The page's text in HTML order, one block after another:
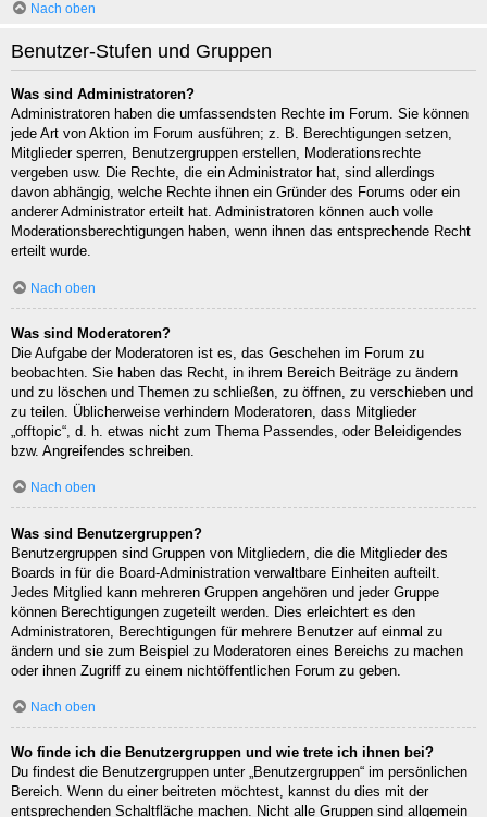
Nach oben
Benutzer-Stufen und Gruppen
Was sind Administratoren?
Administratoren haben die umfassendsten Rechte im Forum. Sie können
jede Art von Aktion im Forum ausführen; z. B. Berechtigungen setzen,
Mitglieder sperren, Benutzergruppen erstellen, Moderationsrechte
vergeben usw. Die Rechte, die ein Administrator hat, sind allerdings
davon abhängig, welche Rechte ihnen ein Gründer des Forums oder ein
anderer Administrator erteilt hat. Administratoren können auch volle
Moderationsberechtigungen haben, wenn ihnen das entsprechende Recht
erteilt wurde.
Nach oben
Was sind Moderatoren?
Die Aufgabe der Moderatoren ist es, das Geschehen im Forum zu
beobachten. Sie haben das Recht, in ihrem Bereich Beiträge zu ändern
und zu löschen und Themen zu schließen, zu öffnen, zu verschieben und
zu teilen. Üblicherweise verhindern Moderatoren, dass Mitglieder
„offtopic“, d. h. etwas nicht zum Thema Passendes, oder Beleidigendes
bzw. Angreifendes schreiben.
Nach oben
Was sind Benutzergruppen?
Benutzergruppen sind Gruppen von Mitgliedern, die die Mitglieder des
Boards in für die Board-Administration verwaltbare Einheiten aufteilt.
Jedes Mitglied kann mehreren Gruppen angehören und jeder Gruppe
können Berechtigungen zugeteilt werden. Dies erleichtert es den
Administratoren, Berechtigungen für mehrere Benutzer auf einmal zu
ändern und sie zum Beispiel zu Moderatoren eines Bereichs zu machen
oder ihnen Zugriff zu einem nichtöffentlichen Forum zu geben.
Nach oben
Wo finde ich die Benutzergruppen und wie trete ich ihnen bei?
Du findest die Benutzergruppen unter „Benutzergruppen“ im persönlichen
Bereich. Wenn du einer beitreten möchtest, kannst du dies mit der
entsprechenden Schaltfläche machen. Nicht alle Gruppen sind allgemein